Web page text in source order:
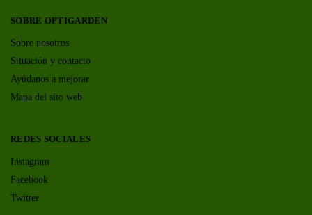
SOBRE OPTIGARDEN
Sobre nosotros
Situación y contacto
Ayúdanos a mejorar
Mapa del sito web
REDES SOCIALES
Instagram
Facebook
Twitter